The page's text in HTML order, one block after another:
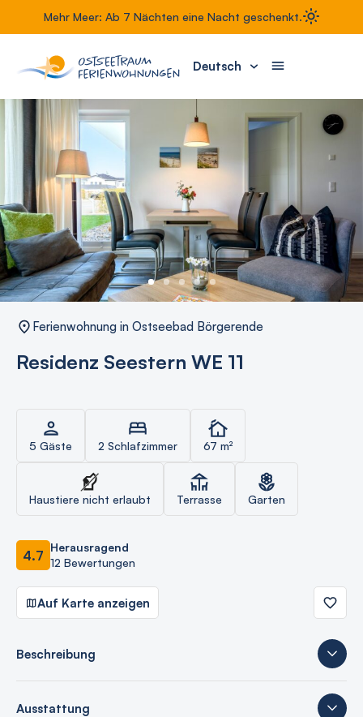
Mehr Meer: Ab 7 Nächten eine Nacht geschenkt.
Deutsch
Ferienwohnung in Ostseebad Börgerende
Residenz Seestern WE 11
5 Gäste 2 Schlafzimmer 67 m²
Haustiere nicht erlaubt Terrasse Garten
4.7 Herausragend
12 Bewertungen
Auf Karte anzeigen
Beschreibung
Ausstattung